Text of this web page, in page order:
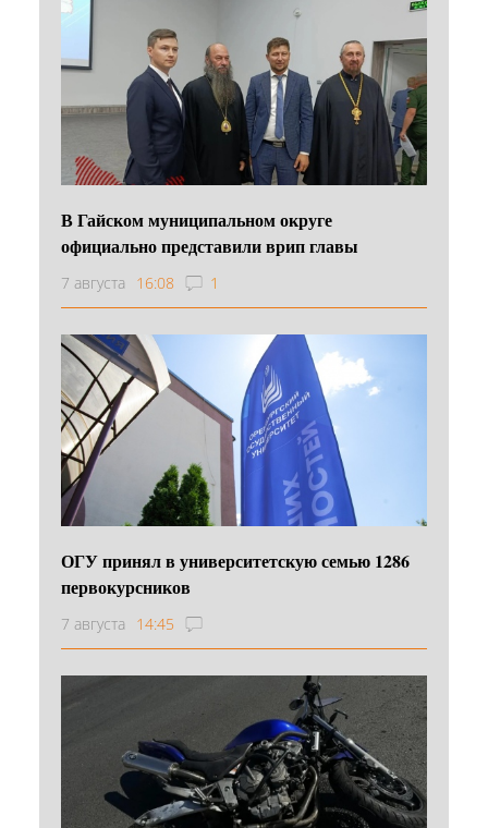
В Гайском муниципальном округе
официально представили врип главы
7 августа 16:08 1
ОГУ принял в университетскую семью 1286
первокурсников
7 августа 14:45